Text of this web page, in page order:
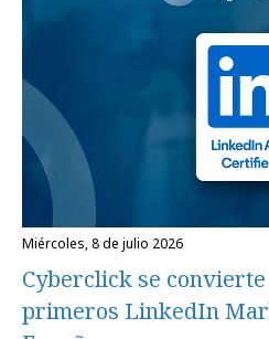
miércoles, 8 de julio 2026
Cyberclick se
primeros LinkedIn